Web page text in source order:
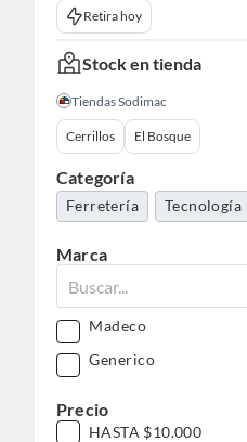
Retira hoy
Stock en tienda
Tiendas Sodimac
Cerrillos El Bosque
Categoría
Ferretería Tecnología
Marca
Madeco
Generico
Precio
HASTA $10.000